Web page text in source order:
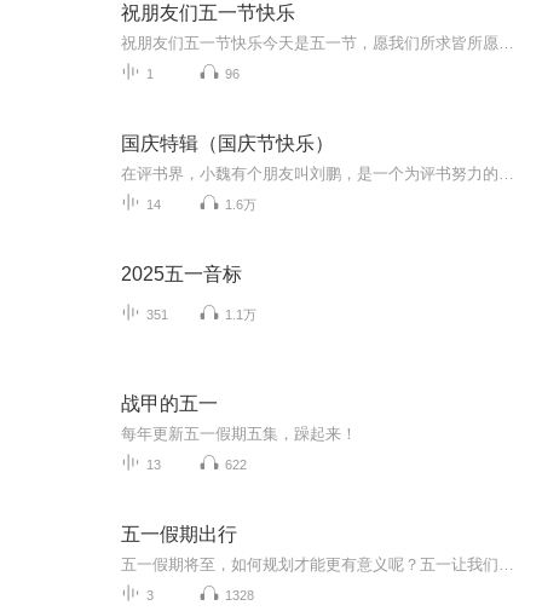
祝朋友们五一节快乐
1 96
国庆特辑（国庆节快乐）
14 1.6万
2025五一音标
351 1.1万
战甲的五一
每年更新五一假期五集，躁起来！
13 622
五一假期出行
3 1328